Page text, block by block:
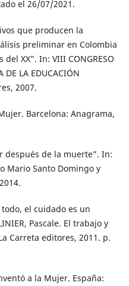
el 26/07/2021.
que producen la
preliminar en Colombia
XX”. In: VIII CONGRESO
DE LA EDUCACIÓN
2007.
Barcelona: Anagrama,
después de la muerte”. In:
Mario Santo Domingo y
todo, el cuidado es un
Pascale. El trabajo y
Carreta editores, 2011. p.
a la Mujer. España: